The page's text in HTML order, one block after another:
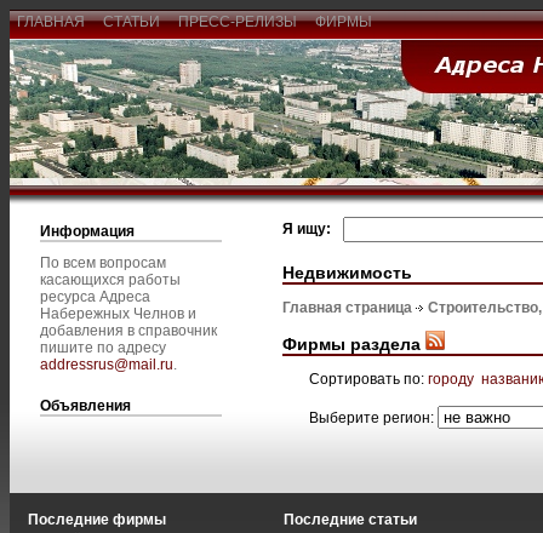
ГЛАВНАЯ СТАТЬИ ПРЕСС-РЕЛИЗЫ ФИРМЫ
Информация
По всем вопросам
касающихся работы
ресурса Адреса
Набережных Челнов и
добавления в справочник
пишите по адресу
addressrus@mail.ru.
Объявления
Я ищу:
Недвижимость
Главная страница
Фирмы раздела
Сортировать по: городу
Выберите регион:
Последние фирмы Последние статьи